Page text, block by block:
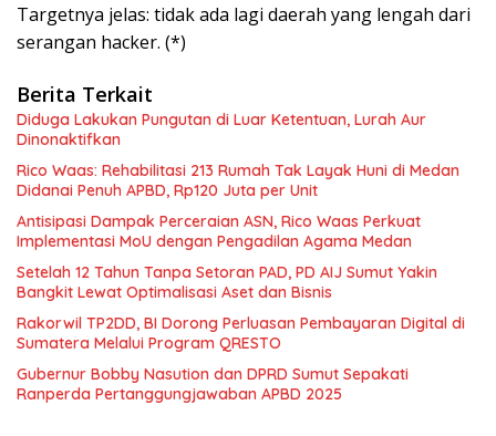
Targetnya jelas: tidak ada lagi daerah yang lengah dari
serangan hacker. (*)
Berita Terkait
Diduga Lakukan Pungutan di Luar Ketentuan, Lurah Aur
Dinonaktifkan
Rico Waas: Rehabilitasi 213 Rumah Tak Layak Huni di Medan
Didanai Penuh APBD, Rp120 Juta per Unit
Antisipasi Dampak Perceraian ASN, Rico Waas Perkuat
Implementasi MoU dengan Pengadilan Agama Medan
Setelah 12 Tahun Tanpa Setoran PAD, PD AIJ Sumut Yakin
Bangkit Lewat Optimalisasi Aset dan Bisnis
Rakorwil TP2DD, BI Dorong Perluasan Pembayaran Digital di
Sumatera Melalui Program QRESTO
Gubernur Bobby Nasution dan DPRD Sumut Sepakati
Ranperda Pertanggungjawaban APBD 2025